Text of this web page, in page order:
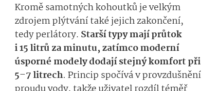
Kromě samotných kohoutků je velkým
zdrojem plýtvání také jejich zakončení,
tedy perlátory. Starší typy mají průtok
i 15 litrů za minutu, zatímco moderní
úsporné modely dodají stejný komfort při
5–7 litrech. Princip spočívá v provzdušnění